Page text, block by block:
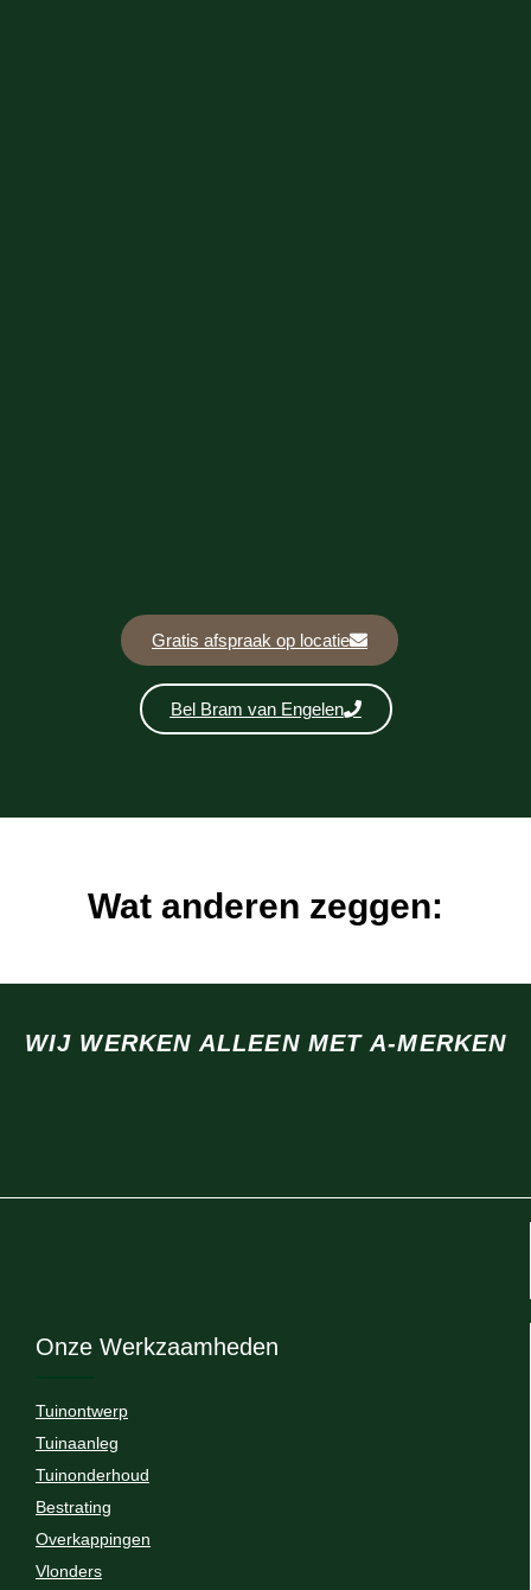
Gratis afspraak op locatie
Bel Bram van Engelen
Wat anderen zeggen:
WIJ WERKEN ALLEEN MET A-MERKEN
Onze Werkzaamheden
Tuinontwerp
Tuinaanleg
Tuinonderhoud
Bestrating
Overkappingen
Vlonders